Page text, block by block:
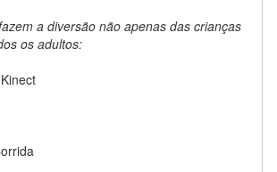
a diversão não apenas das crianças
os adultos: